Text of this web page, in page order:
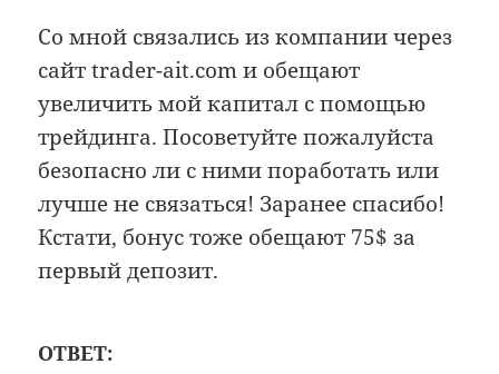
Со мной связались из компании через
сайт trader-ait.com и обещают
увеличить мой капитал с помощью
трейдинга. Посоветуйте пожалуйста
безопасно ли с ними поработать или
лучше не связаться! Заранее спасибо!
Кстати, бонус тоже обещают 75$ за
первый депозит.
ОТВЕТ: